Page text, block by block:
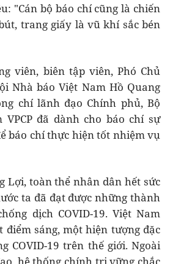
"Cán bộ báo chí cũng là chiến
trang giấy là vũ khí sắc bén
viên, biên tập viên, Phó Chủ
Nhà báo Việt Nam Hồ Quang
chí lãnh đạo Chính phủ, Bộ
VPCP đã dành cho báo chí sự
báo chí thực hiện tốt nhiệm vụ
Lợi, toàn thể nhân dân hết sức
ta đã đạt được những thành
dịch COVID-19. Việt Nam
điểm sáng, một hiện tượng đặc
COVID-19 trên thế giới. Ngoài
hệ thống chính trị vững chắc